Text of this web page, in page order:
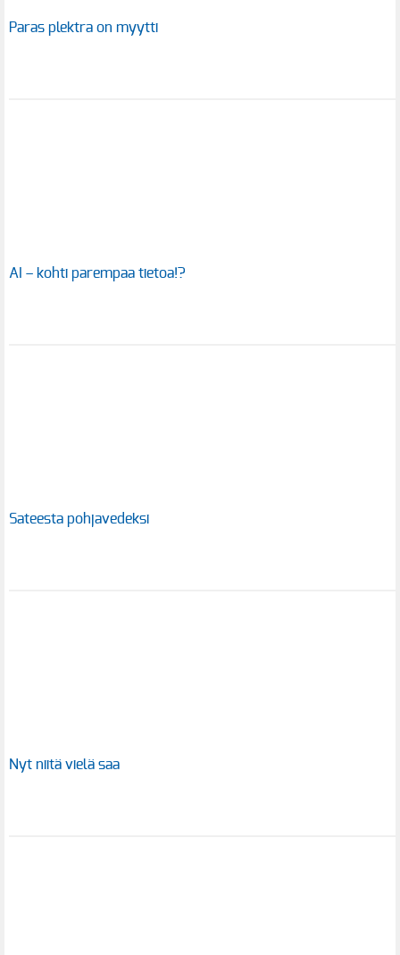
Paras plektra on myytti
AI – kohti parempaa tietoa!?
Sateesta pohjavedeksi
Nyt niitä vielä saa